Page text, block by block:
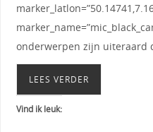
onderwerpen zijn uiteraard
LEES VERDER
Vind ik leuk: